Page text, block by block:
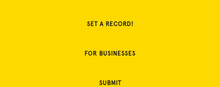
SET A RECORD!
FOR BUSINESSES
SUBMIT